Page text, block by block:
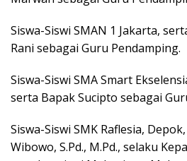
Siswa-Siswi SMAN 1 Jakarta,
Rani sebagai Guru Pendamping.
Siswa-Siswi SMA Smart
serta Bapak Sucipto sebagai
Siswa-Siswi SMK Raflesia,
Wibowo, S.Pd., M.Pd., selaku